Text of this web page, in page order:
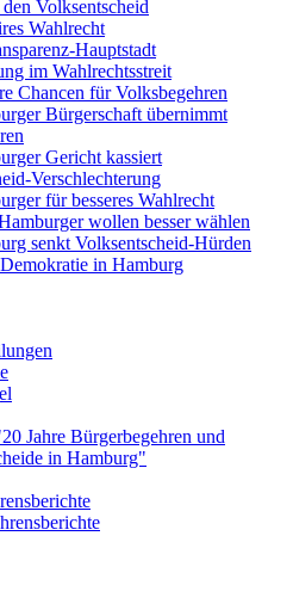
Volksentscheid
Wahlrecht
Hauptstadt
im Wahlrechtsstreit
Chancen für Volksbegehren
Bürgerschaft übernimmt
Gericht kassiert
Verschlechterung
für besseres Wahlrecht
wollen besser wählen
senkt Volksentscheid-Hürden
in Hamburg
Jahre Bürgerbegehren und
in Hamburg"